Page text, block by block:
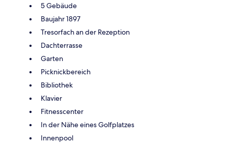
5 Gebäude
Baujahr 1897
Tresorfach an der Rezeption
Dachterrasse
Garten
Picknickbereich
Bibliothek
Klavier
Fitnesscenter
In der Nähe eines Golfplatzes
Innenpool